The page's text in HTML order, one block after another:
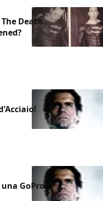
Death
GoPro!